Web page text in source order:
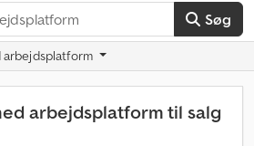
Søg
arbejdsplatform
arbejdsplatform til salg